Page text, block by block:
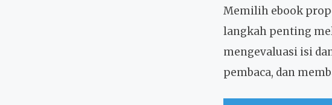
Memilih ebook
langkah penting
mengevaluasi isi
pembaca, dan